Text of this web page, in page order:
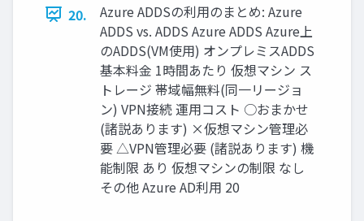
20.
Azure ADDSの利用のまとめ: Azure
ADDS vs. ADDS Azure ADDS Azure上
のADDS(VM使用) オンプレミスADDS
基本料金 1時間あたり 仮想マシン ス
トレージ 帯域幅無料(同一リージョ
ン) VPN接続 運用コスト ○おまかせ
(諸説あります) ×仮想マシン管理必
要 △VPN管理必要 (諸説あります) 機
能制限 あり 仮想マシンの制限 なし
その他 Azure AD利用 20